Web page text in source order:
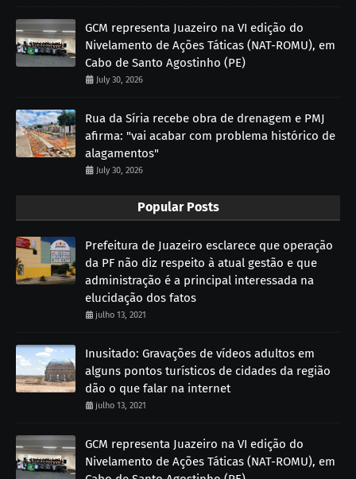
GCM representa Juazeiro na VI edição do
Nivelamento de Ações Táticas (NAT-ROMU), em
Cabo de Santo Agostinho (PE)
July 30, 2026
Rua da Síria recebe obra de drenagem e PMJ
afirma: "vai acabar com problema histórico de
alagamentos"
July 30, 2026
Popular Posts
Prefeitura de Juazeiro esclarece que operação
da PF não diz respeito à atual gestão e que
administração é a principal interessada na
elucidação dos fatos
julho 13, 2021
Inusitado: Gravações de vídeos adultos em
alguns pontos turísticos de cidades da região
dão o que falar na internet
julho 13, 2021
GCM representa Juazeiro na VI edição do
Nivelamento de Ações Táticas (NAT-ROMU), em